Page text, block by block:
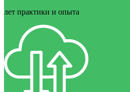
лет практики и опыта